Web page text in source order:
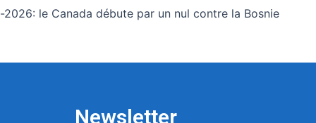
2026: le Canada débute par un nul contre la Bosnie
Newsletter